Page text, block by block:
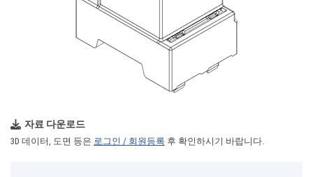
자료 다운로드
3D 데이터, 도면 등은 로그인 / 회원등록 후 확인하시기 바랍니다.